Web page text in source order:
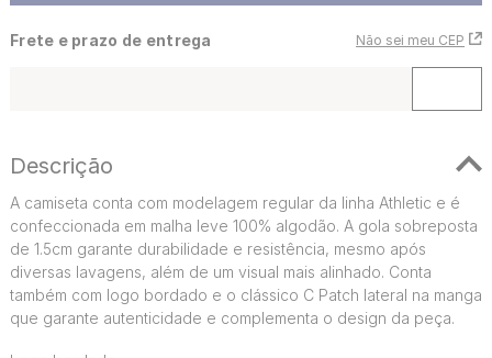
Frete e prazo de entrega Não sei meu CEP
Descrição
A camiseta conta com modelagem regular da linha Athletic e é
confeccionada em malha leve 100% algodão. A gola sobreposta
de 1.5cm garante durabilidade e resistência, mesmo após
diversas lavagens, além de um visual mais alinhado. Conta
também com logo bordado e o clássico C Patch lateral na manga
que garante autenticidade e complementa o design da peça.